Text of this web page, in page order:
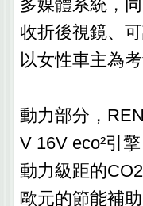
多媒體系統，
收折後視鏡、
以女性車主為考
動力部分，
V 16V eco²引
動力級距的
歐元的節能補助